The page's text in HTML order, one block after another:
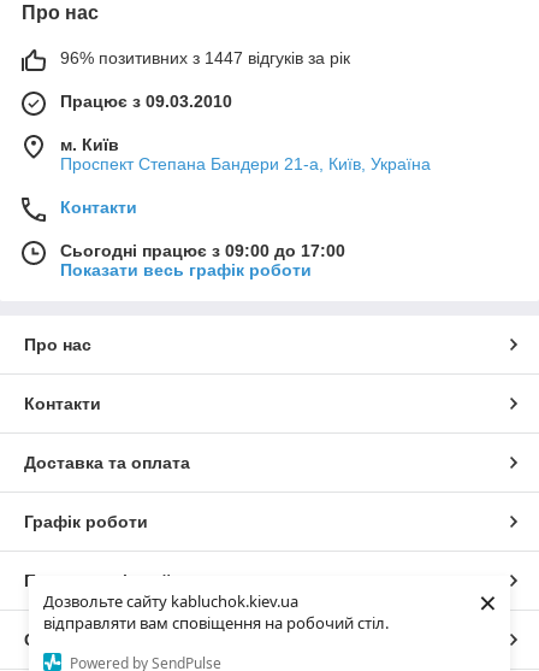
Дозвольте сайту kabluchok.kiev.ua
відправляти вам сповіщення на робочий стіл.
Powered by SendPulse
×
Про нас
96% позитивних з 1447 відгуків за рік
Працює з 09.03.2010
м. Київ
Проспект Степана Бандери 21-а, Київ, Україна
Контакти
Сьогодні працює з 09:00 до 17:00
Показати весь графік роботи
Про нас
Контакти
Доставка та оплата
Графік роботи
Повна версія сайту
Сайт створено на маркетплейсі